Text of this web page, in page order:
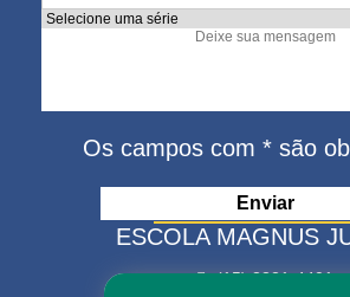
Os campos com * são
ESCOLA MAGNUS
(15) 3321-4401